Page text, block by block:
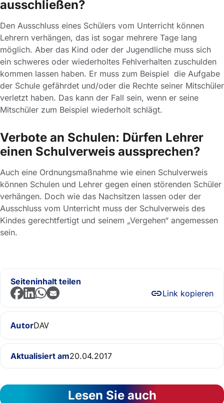
ausschließen?
Den Ausschluss eines Schülers vom Unterricht können
Lehrern verhängen, das ist sogar mehrere Tage lang
möglich. Aber das Kind oder der Jugendliche muss sich
ein schweres oder wiederholtes Fehlverhalten zuschulden
kommen lassen haben. Er muss zum Beispiel die Aufgabe
der Schule gefährdet und/oder die Rechte seiner Mitschüler
verletzt haben. Das kann der Fall sein, wenn er seine
Mitschüler zum Beispiel wiederholt schlägt.
Verbote an Schulen: Dürfen Lehrer
einen Schulverweis aussprechen?
Auch eine Ordnungsmaßnahme wie einen Schulverweis
können Schulen und Lehrer gegen einen störenden Schüler
verhängen. Doch wie das Nachsitzen lassen oder der
Ausschluss vom Unterricht muss der Schulverweis des
Kindes gerechtfertigt und seinem „Vergehen“ angemessen
sein.
Seiteninhalt teilen
Link kopieren
AutorDAV
Aktualisiert am20.04.2017
Lesen Sie auch